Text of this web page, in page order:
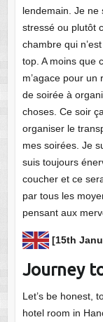
lendemain. Je ne
stressé ou plutôt
chambre qui
top. A moins que
m’agace pour
de soirée à
choses. Ce soir
organiser le
mes soirées. Je
suis toujours
coucher et ce
par tous les
pensant aux
[15th
Journey
Let’s be honest,
hotel room in